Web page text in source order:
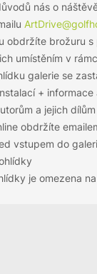
nás o
obdržíte brožuru
umístěním v
galerie se
+ informace
a jejich dílům
obdržíte
vstupem do
je omezena